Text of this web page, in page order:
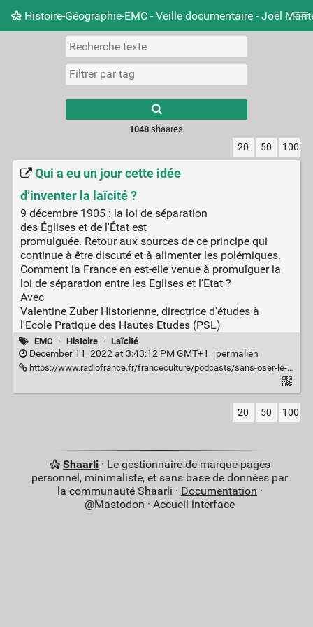
Histoire-Géographie-EMC - Veille documentaire - Joël
Nuage de tags Mur d'images
results.
1048 shaares
20 50 100
Qui a eu un jour cette idée
d’inventer la laïcité ?
9 décembre 1905 : la loi de séparation
des Églises et de l'État est
promulguée. Retour aux sources de ce principe qui
continue à être discuté et à alimenter les polémiques.
Comment la France en est-elle venue à promulguer la
loi de séparation entre les Eglises et l’Etat ?
Avec
Valentine Zuber Historienne, directrice d'études à
l'Ecole Pratique des Hautes Etudes (PSL)
EMC · Histoire · Laïcité
December 11, 2022 at 3:43:12 PM GMT+1 · permalien
https://www.radiofrance.fr/franceculture/podcasts/sans-oser-le-demander/qui-a-eu-un-jour-cette-idee-d-inventer-la-laicite-7451097
20 50 100
Shaarli· Le gestionnaire de marque-pages
personnel, minimaliste, et sans base de données par
la communauté Shaarli · Documentation ·
@Mastodon ·Accueil interface